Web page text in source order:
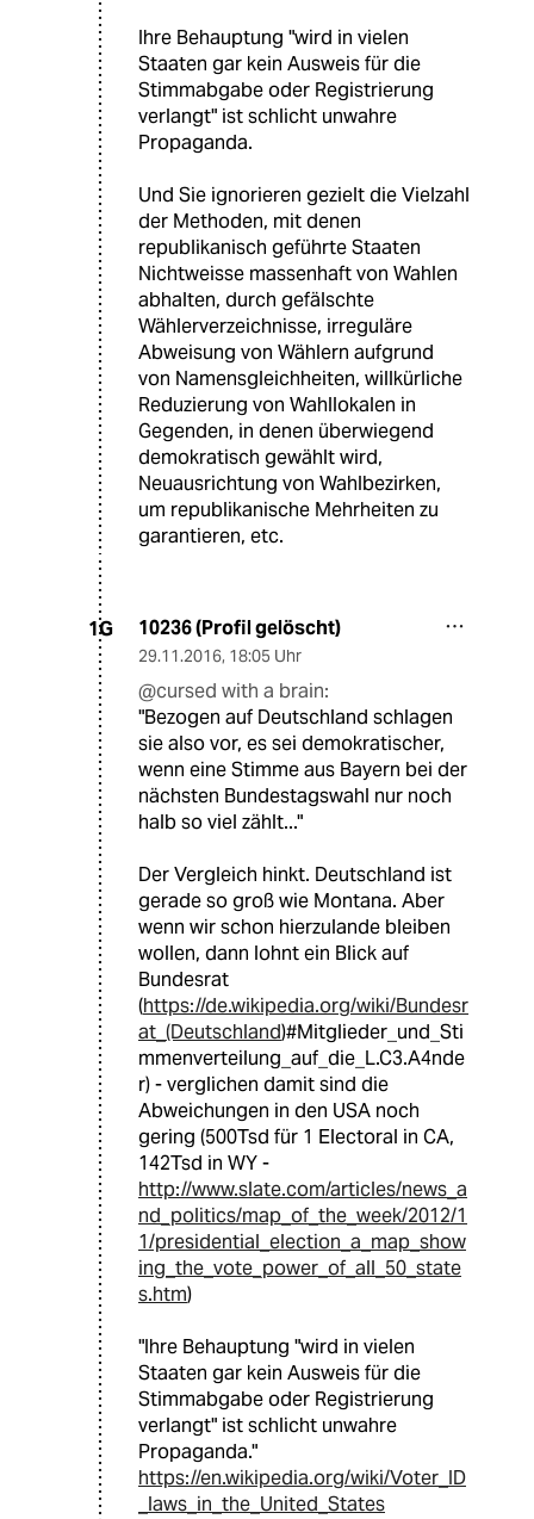
Ihre Behauptung "wird in vielen
Staaten gar kein Ausweis für die
Stimmabgabe oder Registrierung
verlangt" ist schlicht unwahre
Propaganda.
Und Sie ignorieren gezielt die Vielzahl
der Methoden, mit denen
republikanisch geführte Staaten
Nichtweisse massenhaft von Wahlen
abhalten, durch gefälschte
Wählerverzeichnisse, irreguläre
Abweisung von Wählern aufgrund
von Namensgleichheiten, willkürliche
Reduzierung von Wahllokalen in
Gegenden, in denen überwiegend
demokratisch gewählt wird,
Neuausrichtung von Wahlbezirken,
um republikanische Mehrheiten zu
garantieren, etc.
1G 10236 (Profil gelöscht)
29.11.2016, 18:05 Uhr
@cursed with a brain:
"Bezogen auf Deutschland schlagen
sie also vor, es sei demokratischer,
wenn eine Stimme aus Bayern bei der
nächsten Bundestagswahl nur noch
halb so viel zählt..."
Der Vergleich hinkt. Deutschland ist
gerade so groß wie Montana. Aber
wenn wir schon hierzulande bleiben
wollen, dann lohnt ein Blick auf
Bundesrat
(https://de.wikipedia.org/wiki/Bundesr
at_(Deutschland)#Mitglieder_und_Sti
mmenverteilung_auf_die_L.C3.A4nde
r) - verglichen damit sind die
Abweichungen in den USA noch
gering (500Tsd für 1 Electoral in CA,
142Tsd in WY -
http://www.slate.com/articles/news_a
nd_politics/map_of_the_week/2012/1
1/presidential_election_a_map_show
ing_the_vote_power_of_all_50_state
s.htm)
"Ihre Behauptung "wird in vielen
Staaten gar kein Ausweis für die
Stimmabgabe oder Registrierung
verlangt" ist schlicht unwahre
Propaganda."
https://en.wikipedia.org/wiki/Voter_ID
_laws_in_the_United_States